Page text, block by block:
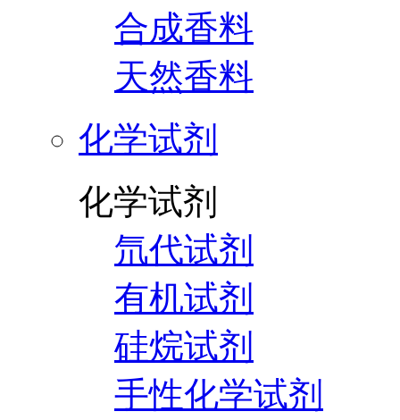
合成香料
天然香料
化学试剂
化学试剂
氘代试剂
有机试剂
硅烷试剂
手性化学试剂